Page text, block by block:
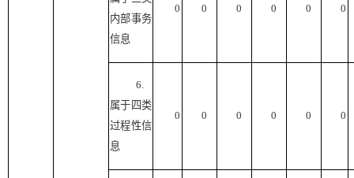
内部事务
信息
0 0 0 0 0 0
6.
属于四类
过程性信
息
0 0 0 0 0 0